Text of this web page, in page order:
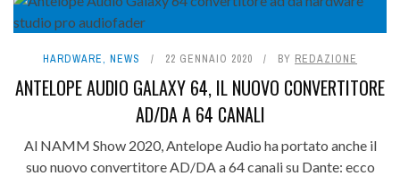
HARDWARE, NEWS 22 GENNAIO 2020 BY REDAZIONE
ANTELOPE AUDIO GALAXY 64, IL NUOVO CONVERTITORE
AD/DA A 64 CANALI
Al NAMM Show 2020, Antelope Audio ha portato anche il
suo nuovo convertitore AD/DA a 64 canali su Dante: ecco